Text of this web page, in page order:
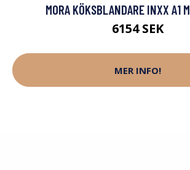
MORA KÖKSBLANDARE INXX A1
6154 SEK
MER INFO!